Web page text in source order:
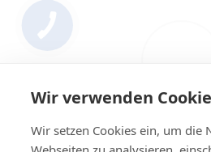
Wir verwenden
Wir setzen Cookies ein, um die